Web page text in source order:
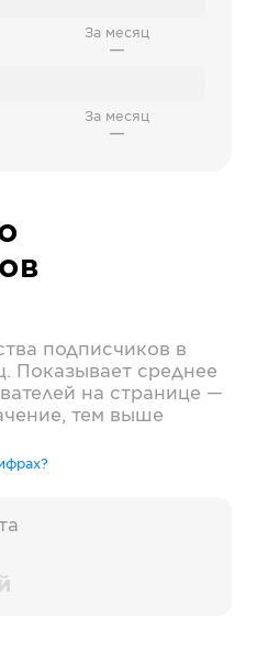
За месяц
—
За месяц
—
подписчиков в
Показывает среднее
на странице —
тем выше